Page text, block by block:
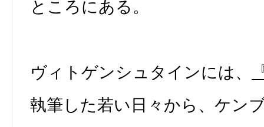
ところにある。
ヴィトゲンシュタインには、
執筆した若い日々から、ケン